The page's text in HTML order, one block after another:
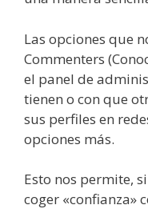
Las opciones que
Commenters
el panel de
tienen o con que
sus perfiles en
opciones más.
Esto nos permite,
coger «confianza»